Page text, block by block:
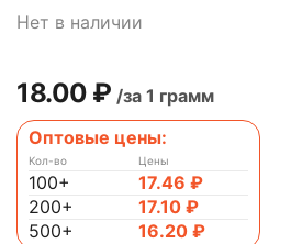
Нет в наличии
18.00 ₽ /за 1 грамм
Оптовые цены:
Кол-во
100+
200+
500+
Цены
17.46 ₽
17.10 ₽
16.20 ₽